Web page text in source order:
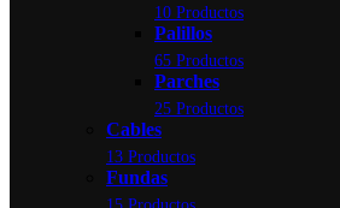
10 Productos
Palillos
65 Productos
Parches
25 Productos
Cables
13 Productos
Fundas